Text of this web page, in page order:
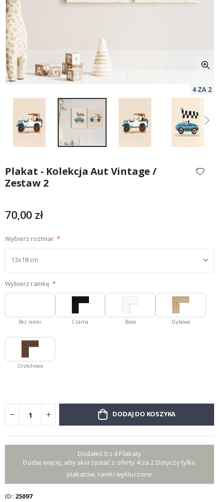
początek
galerii
Plakat - Kolekcja Aut Vintage /
Zestaw 2
70,00 zł
Wybierz rozmiar
Wybierz ramkę
Bez ramki Czarna Biała Dębowa
Orzechowa
DODAJ DO KOSZYKA
Dodałeś 0 z 4 Plakaty
Dodaj więcej, aby skorzystać z oferty 4 za 2.Dotyczy tylko
plakatów, ramki wykluczone
ID 25097